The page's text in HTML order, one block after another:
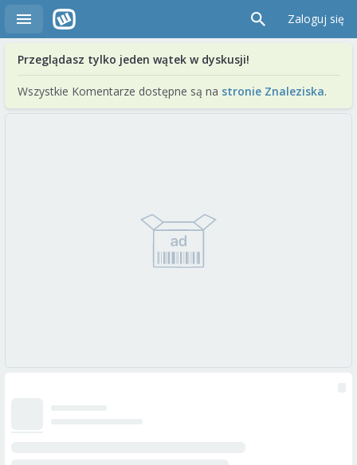
Zaloguj się
Przeglądasz tylko jeden wątek w dyskusji!
Wszystkie Komentarze dostępne są na stronie Znaleziska.